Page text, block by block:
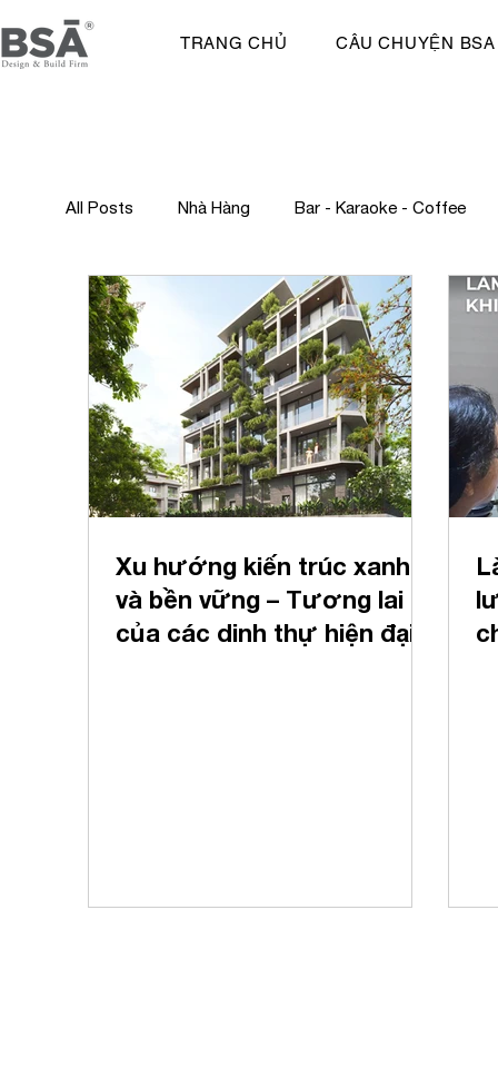
TRANG CHỦ CÂU CHUYỆN BSA
All Posts Nhà Hàng Bar - Karaoke - Coffee
Truyền Thông Khu Phức Hợp Nhật trình
Xu hướng kiến trúc xanh
và bền vững – Tương lai
của các dinh thự hiện đại